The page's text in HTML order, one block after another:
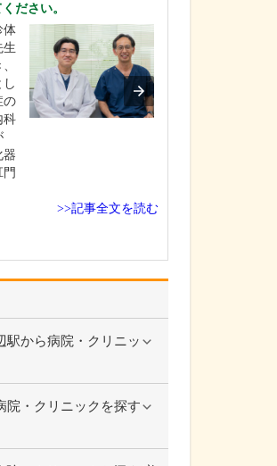
駅から病院・クリニッ
院・クリニックを探す
ださい。
体
生
の
科
器
>>記事全文を読む